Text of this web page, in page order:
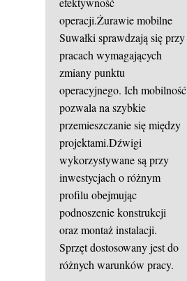
operacji.Żurawie mobilne
Suwałki sprawdzają się przy
pracach wymagających
zmiany punktu
operacyjnego. Ich mobilność
pozwala na szybkie
przemieszczanie się między
projektami.Dźwigi
wykorzystywane są przy
inwestycjach o różnym
profilu obejmując
podnoszenie konstrukcji
oraz montaż instalacji.
Sprzęt dostosowany jest do
różnych warunków pracy.